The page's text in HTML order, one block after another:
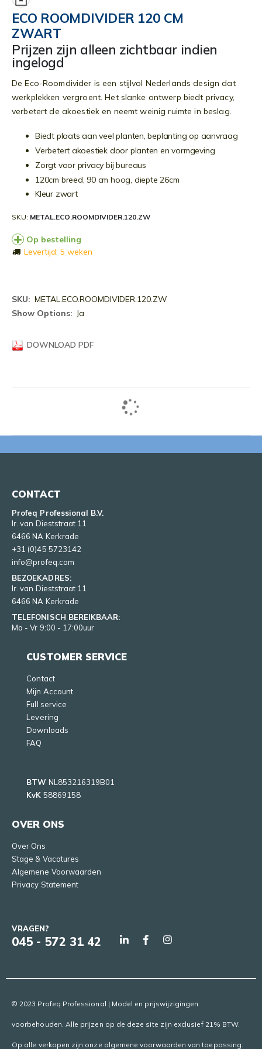
begin
van
de
afbeeldingen-
gallerij
ECO ROOMDIVIDER 120 CM
ZWART
Prijzen zijn alleen zichtbaar indien
ingelogd
De Eco-Roomdivider is een stijlvol Nederlands design dat
werkplekken vergroent. Het slanke ontwerp biedt privacy,
verbetert de akoestiek en neemt weinig ruimte in beslag.
Biedt plaats aan veel planten, beplanting op aanvraag
Verbetert akoestiek door planten en vormgeving
Zorgt voor privacy bij bureaus
120cm breed, 90 cm hoog, diepte 26cm
Kleur zwart
SKU METAL.ECO.ROOMDIVIDER.120.ZW
Op bestelling
Levertijd: 5 weken
Meer
informatie
METAL.ECO.ROOMDIVIDER.120.ZW
Ja
DOWNLOAD PDF
CONTACT
Profeq Professional B.V.
Ir. van Dieststraat 11
6466 NA Kerkrade
+31 (0)45 5723142
info@profeq.com
BEZOEKADRES:
Ir. van Dieststraat 11
6466 NA Kerkrade
TELEFONISCH BEREIKBAAR:
Ma - Vr 9:00 - 17:00uur
CUSTOMER SERVICE
Contact
Mijn Account
Full service
Levering
Downloads
FAQ
BTW NL853216319B01
KvK 58869158
OVER ONS
Over Ons
Stage & Vacatures
Algemene Voorwaarden
Privacy Statement
VRAGEN?
045 - 572 31 42
© 2023 Profeq Professional | Model en prijswijzigingen
voorbehouden. Alle prijzen op de deze site zijn exclusief 21% BTW.
Op alle verkopen zijn onze algemene voorwaarden van toepassing.